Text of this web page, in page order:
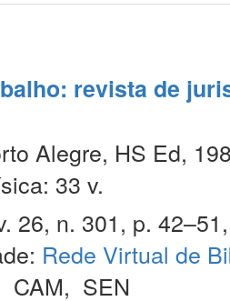
revista de
Alegre, HS Ed,
33 v.
26, n. 301, p.
Rede Virtual de
CAM, SEN